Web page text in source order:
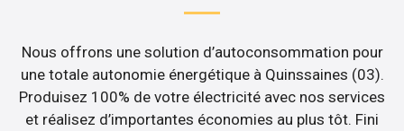
Nous offrons une solution d’autoconsommation pour
une totale autonomie énergétique à Quinssaines (03).
Produisez 100% de votre électricité avec nos services
et réalisez d’importantes économies au plus tôt. Fini